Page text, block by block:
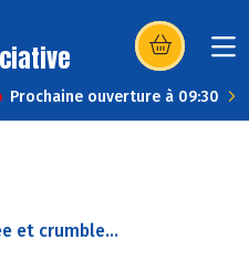
(s’ouvre dans
Prochaine ouverture à 09:30
et crumble...